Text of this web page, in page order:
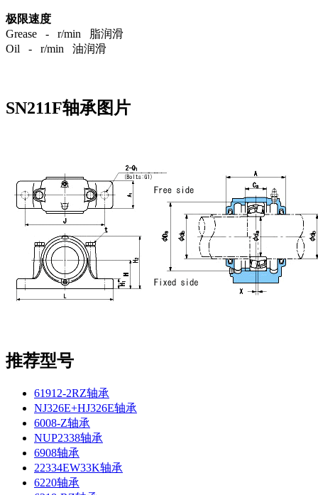
极限速度
Grease - r/min 脂润滑
Oil - r/min 油润滑
SN211F轴承图片
推荐型号
61912-2RZ轴承
NJ326E+HJ326E轴承
6008-Z轴承
NUP2338轴承
6908轴承
22334EW33K轴承
6220轴承